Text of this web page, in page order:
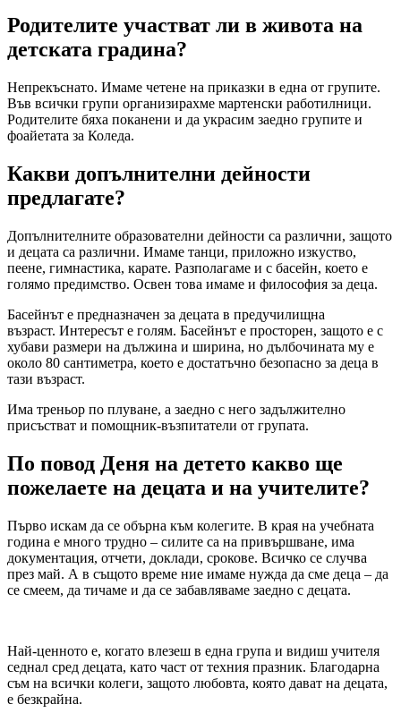
Родителите участват ли в живота на
детската градина?
Непрекъснато. Имаме четене на приказки в една от групите.
Във всички групи организирахме мартенски работилници.
Родителите бяха поканени и да украсим заедно групите и
фоайетата за Коледа.
Какви допълнителни дейности
предлагате?
Допълнителните образователни дейности са различни, защото
и децата са различни. Имаме танци, приложно изкуство,
пеене, гимнастика, карате. Разполагаме и с басейн, което е
голямо предимство. Освен това имаме и философия за деца.
Басейнът е предназначен за децата в предучилищна
възраст. Интересът е голям. Басейнът е просторен, защото е с
хубави размери на дължина и ширина, но дълбочината му е
около 80 сантиметра, което е достатъчно безопасно за деца в
тази възраст.
Има треньор по плуване, а заедно с него задължително
присъстват и помощник-възпитатели от групата.
По повод Деня на детето какво ще
пожелаете на децата и на учителите?
Първо искам да се обърна към колегите. В края на учебната
година е много трудно – силите са на привършване, има
документация, отчети, доклади, срокове. Всичко се случва
през май. А в същото време ние имаме нужда да сме деца – да
се смеем, да тичаме и да се забавляваме заедно с децата.
Най-ценното е, когато влезеш в една група и видиш учителя
седнал сред децата, като част от техния празник. Благодарна
съм на всички колеги, защото любовта, която дават на децата,
е безкрайна.